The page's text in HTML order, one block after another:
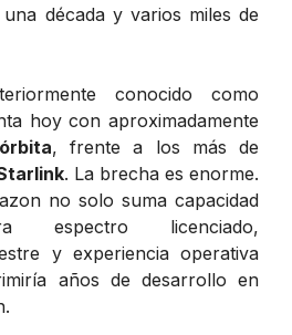
década y varios miles de
conocido como
hoy con aproximadamente
, frente a los más de
. La brecha es enorme.
no solo suma capacidad
espectro licenciado,
y experiencia operativa
años de desarrollo en